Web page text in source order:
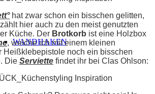
WANDHAKEN
°hat zwar schon ein bisschen gelitten,
hier auch zu den meist genutzten
Küche. Der Brotkorb ist eine Holzbox
, welche ich mit einem kleinen
Heißklebepistole noch ein bisschen
Die Serviette findet ihr bei Clas Ohlson: